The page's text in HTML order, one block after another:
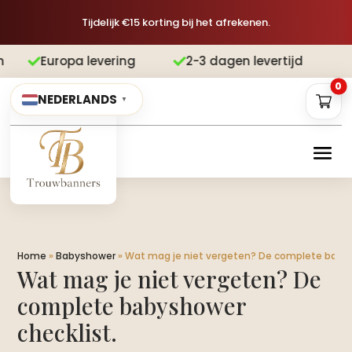
Tijdelijk €15 korting bij het afrekenen.
levering 2-3 dagen levertijd
NEDERLANDS ▼
0
Home »Babyshower »Wat mag je niet vergeten? De complete
Wat mag je niet vergeten? De
complete babyshower
checklist.​